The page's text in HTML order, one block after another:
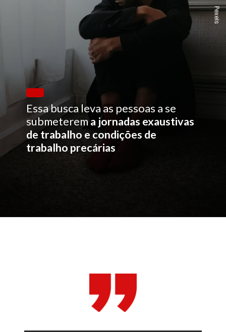
Essa busca leva as pessoas a se
submeterema jornadas exaustivas
de trabalho e condições de
trabalho precárias
Pexels